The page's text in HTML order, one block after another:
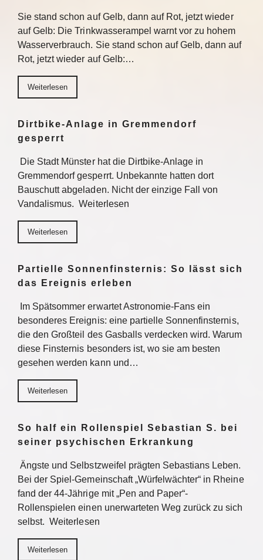
Sie stand schon auf Gelb, dann auf Rot, jetzt wieder
auf Gelb: Die Trinkwasserampel warnt vor zu hohem
Wasserverbrauch. Sie stand schon auf Gelb, dann auf
Rot, jetzt wieder auf Gelb:…
Weiterlesen
Dirtbike-Anlage in Gremmendorf
gesperrt
Die Stadt Münster hat die Dirtbike-Anlage in
Gremmendorf gesperrt. Unbekannte hatten dort
Bauschutt abgeladen. Nicht der einzige Fall von
Vandalismus. Weiterlesen
Weiterlesen
Partielle Sonnenfinsternis: So lässt sich
das Ereignis erleben
Im Spätsommer erwartet Astronomie-Fans ein
besonderes Ereignis: eine partielle Sonnenfinsternis,
die den Großteil des Gasballs verdecken wird. Warum
diese Finsternis besonders ist, wo sie am besten
gesehen werden kann und…
Weiterlesen
So half ein Rollenspiel Sebastian S. bei
seiner psychischen Erkrankung
Ängste und Selbstzweifel prägten Sebastians Leben.
Bei der Spiel-Gemeinschaft „Würfelwächter“ in Rheine
fand der 44-Jährige mit „Pen and Paper“-
Rollenspielen einen unerwarteten Weg zurück zu sich
selbst. Weiterlesen
Weiterlesen